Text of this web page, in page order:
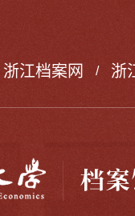
浙江档案网 / 浙